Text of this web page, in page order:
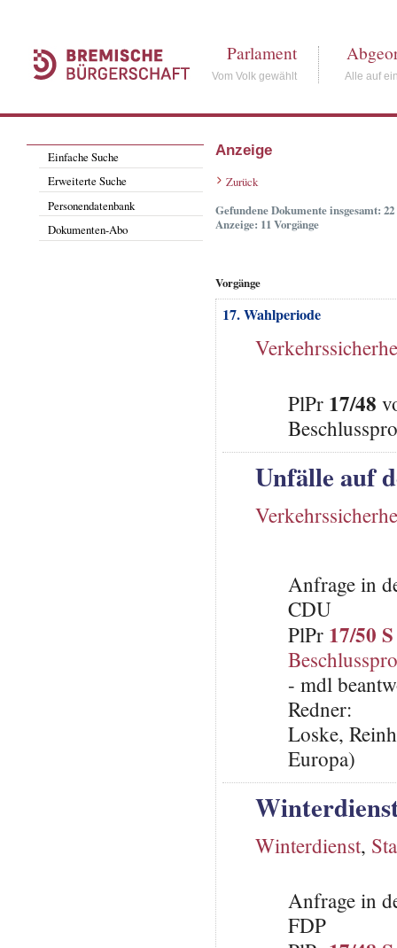
Parlament
Vom Volk gewählt Alle auf
Einfache Suche
Erweiterte Suche
Personendatenbank
Dokumenten-Abo
Anzeige
Zurück
Gefundene Dokumente insgesamt: 22
Anzeige: 11 Vorgänge
Vorgänge
17. Wahlperiode
PlPr 17/48
Unfälle auf
Anfrage in
CDU
PlPr 17/50 S
- mdl
Redner:
Loske,
Europa)
Winterdienst,
Anfrage in
FDP